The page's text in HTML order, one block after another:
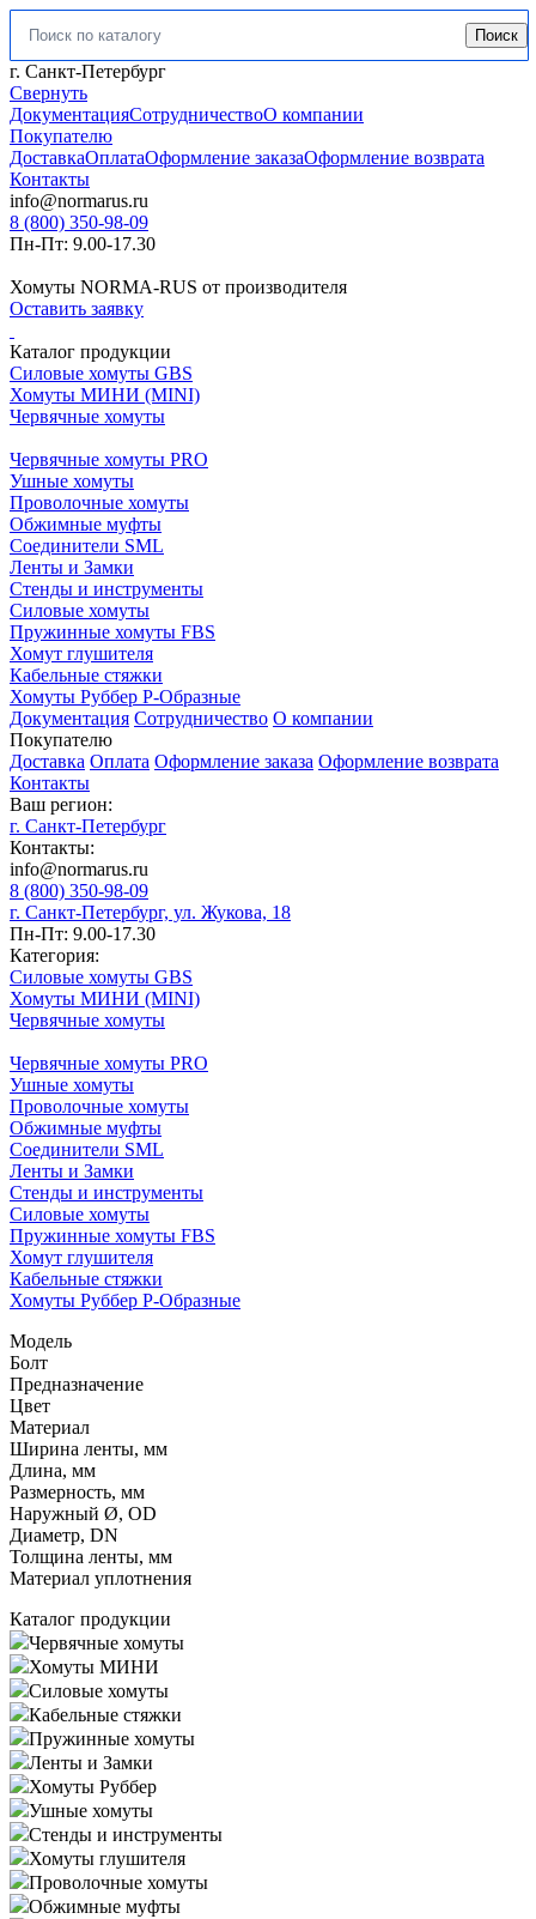
Искать: Поиск
г. Санкт-Петербург
Свернуть
ДокументацияСотрудничествоО компании
Покупателю
ДоставкаОплатаОформление заказаОформление возврата
Контакты
info@normarus.ru
8 (800) 350-98-09
Пн-Пт: 9.00-17.30
Хомуты NORMA-RUS от производителя
Оставить заявку
Каталог продукции
Силовые хомуты GBS
Хомуты МИНИ (MINI)
Червячные хомуты
Червячные хомуты PRO
Ушные хомуты
Проволочные хомуты
Обжимные муфты
Соединители SML
Ленты и Замки
Стенды и инструменты
Силовые хомуты
Пружинные хомуты FBS
Хомут глушителя
Кабельные стяжки
Хомуты Руббер Р-Образные
Документация Сотрудничество О компании
Покупателю
Доставка Оплата Оформление заказа Оформление возврата
Контакты
Ваш регион:
г. Санкт-Петербург
Контакты:
info@normarus.ru
8 (800) 350-98-09
г. Санкт-Петербург, ул. Жукова, 18
Пн-Пт: 9.00-17.30
Категория:
Силовые хомуты GBS
Хомуты МИНИ (MINI)
Червячные хомуты
Червячные хомуты PRO
Ушные хомуты
Проволочные хомуты
Обжимные муфты
Соединители SML
Ленты и Замки
Стенды и инструменты
Силовые хомуты
Пружинные хомуты FBS
Хомут глушителя
Кабельные стяжки
Хомуты Руббер Р-Образные
Модель
Болт
Предназначение
Цвет
Материал
Ширина ленты, мм
Длина, мм
Размерность, мм
Наружный Ø, OD
Диаметр, DN
Толщина ленты, мм
Материал уплотнения
Каталог продукции
Червячные хомуты
Хомуты МИНИ
Силовые хомуты
Кабельные стяжки
Пружинные хомуты
Ленты и Замки
Хомуты Руббер
Ушные хомуты
Стенды и инструменты
Хомуты глушителя
Проволочные хомуты
Обжимные муфты